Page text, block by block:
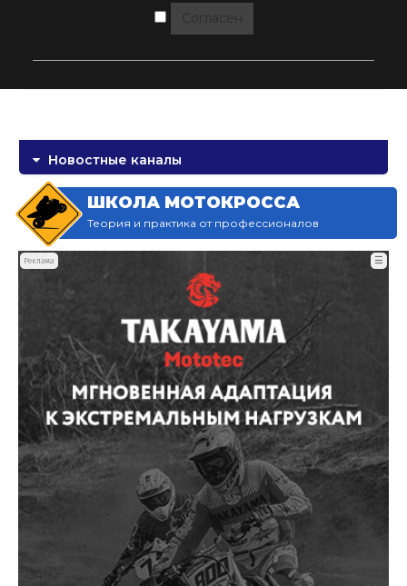
Согласен
Новостные каналы
ШКОЛА МОТОКРОССА
Теория и практика от профессионалов
Реклама ☰